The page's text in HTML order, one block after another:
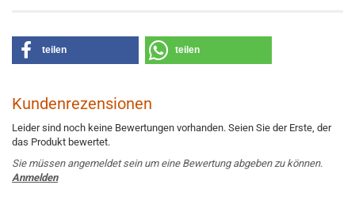
teilen teilen
Kundenrezensionen
Leider sind noch keine Bewertungen vorhanden. Seien Sie der Erste, der
das Produkt bewertet.
Sie müssen angemeldet sein um eine Bewertung abgeben zu können.
Anmelden